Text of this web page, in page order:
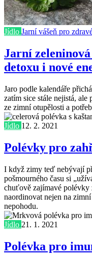
Jídlo Jarní vášeň pro
Jarní
detoxu i nové
Jaro podle kalendáře
zatím sice stále nejistá, ale
ze zimní otupělosti a
Jídlo 12. 2. 2021
Polévky pro
I když zimy teď nebývají
pošmourného času si
chuťově zajímavé polévky
naordinovat nejen na
nepohodu.
Jídlo 21. 1. 2021
Polévka pro